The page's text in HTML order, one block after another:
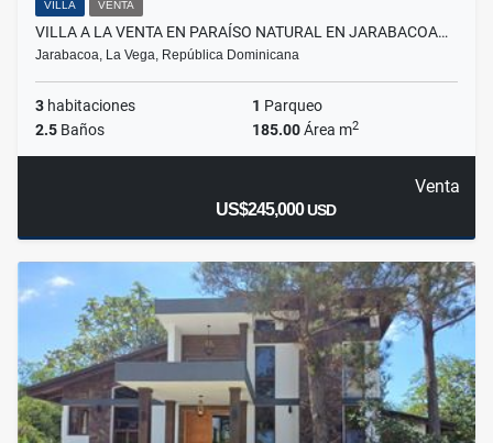
VILLA VENTA
VILLA A LA VENTA EN PARAÍSO NATURAL EN JARABACOA…
Jarabacoa, La Vega, República Dominicana
3 habitaciones 1 Parqueo
2.5 Baños 185.00Área m2
Venta
US$245,000USD